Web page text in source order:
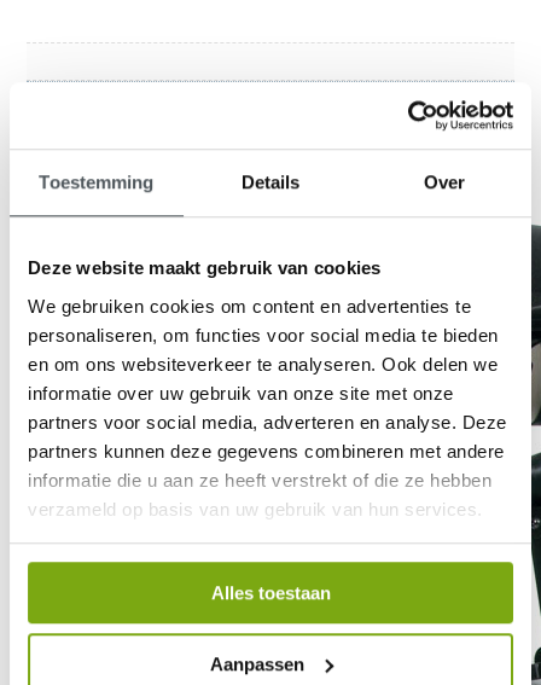
Toestemming Details Over
Deze website maakt gebruik van cookies
We gebruiken cookies om content en advertenties te
personaliseren, om functies voor social media te bieden
en om ons websiteverkeer te analyseren. Ook delen we
informatie over uw gebruik van onze site met onze
partners voor social media, adverteren en analyse. Deze
partners kunnen deze gegevens combineren met andere
informatie die u aan ze heeft verstrekt of die ze hebben
verzameld op basis van uw gebruik van hun services.
Alles toestaan
Aanpassen